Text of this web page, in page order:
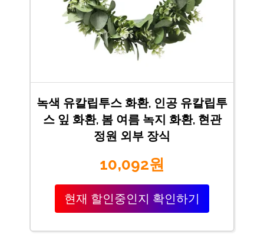
녹색 유칼립투스 화환, 인공 유칼립투
스 잎 화환, 봄 여름 녹지 화환, 현관
정원 외부 장식
10,092원
현재 할인중인지 확인하기